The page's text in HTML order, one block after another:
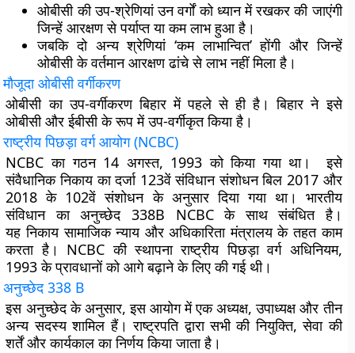
ओबीसी की उप-श्रेणियां उन वर्गों को ध्यान में रखकर की जाएंगी
जिन्हें आरक्षण से पर्याप्त या कम लाभ हुआ है।
जबकि दो अन्य श्रेणियां ‘कम लाभान्वित’ होंगी और जिन्हें
ओबीसी के वर्तमान आरक्षण ढांचे से लाभ नहीं मिला है।
मौजूदा ओबीसी वर्गीकरण
ओबीसी का उप-वर्गीकरण बिहार में पहले से ही है। बिहार ने इसे
ओबीसी और ईबीसी के रूप में उप-वर्गीकृत किया है।
राष्ट्रीय पिछड़ा वर्ग आयोग (NCBC)
NCBC का गठन 14 अगस्त, 1993 को किया गया था। इसे
संवैधानिक निकाय का दर्जा 123वें संविधान संशोधन बिल 2017 और
2018 के 102वें संशोधन के अनुसार दिया गया था। भारतीय
संविधान का अनुच्छेद 338B NCBC के साथ संबंधित है।
यह निकाय सामाजिक न्याय और अधिकारिता मंत्रालय के तहत काम
करता है। NCBC की स्थापना राष्ट्रीय पिछड़ा वर्ग अधिनियम,
1993 के प्रावधानों को आगे बढ़ाने के लिए की गई थी।
अनुच्छेद338 B
इस अनुच्छेद के अनुसार, इस आयोग में एक अध्यक्ष, उपाध्यक्ष और तीन
अन्य सदस्य शामिल हैं। राष्ट्रपति द्वारा सभी की नियुक्ति, सेवा की
शर्तें और कार्यकाल का निर्णय किया जाता है।